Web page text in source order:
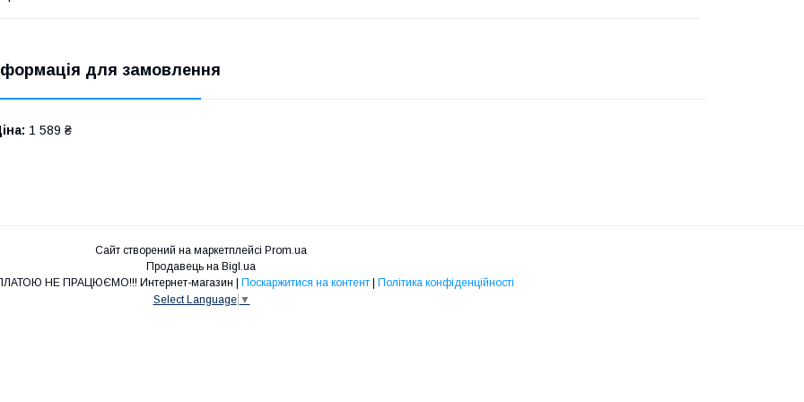
для замовлення
1 589 ₴
Сайт створений на маркетплейсі Prom.ua
Продавець на Bigl.ua
Поскаржитися на контент
Політика конфіденційності
Select Language ▼